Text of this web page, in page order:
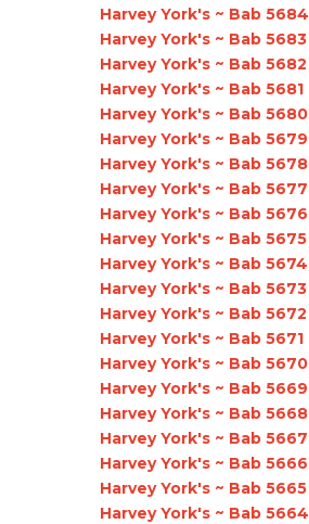
Harvey York's ~ Bab 5684
Harvey York's ~ Bab 5683
Harvey York's ~ Bab 5682
Harvey York's ~ Bab 5681
Harvey York's ~ Bab 5680
Harvey York's ~ Bab 5679
Harvey York's ~ Bab 5678
Harvey York's ~ Bab 5677
Harvey York's ~ Bab 5676
Harvey York's ~ Bab 5675
Harvey York's ~ Bab 5674
Harvey York's ~ Bab 5673
Harvey York's ~ Bab 5672
Harvey York's ~ Bab 5671
Harvey York's ~ Bab 5670
Harvey York's ~ Bab 5669
Harvey York's ~ Bab 5668
Harvey York's ~ Bab 5667
Harvey York's ~ Bab 5666
Harvey York's ~ Bab 5665
Harvey York's ~ Bab 5664